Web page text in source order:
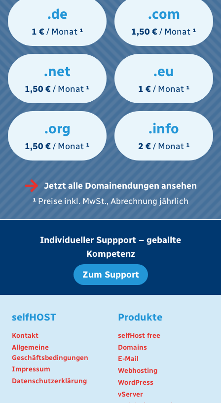
.de
1 €/ Monat ¹
.com
1,50 €/ Monat ¹
.net
1,50 €/ Monat ¹
.eu
1 €/ Monat ¹
.org
1,50 €/ Monat ¹
.info
2 €/ Monat ¹
Jetzt alle Domainendungen ansehen
¹ Preise inkl. MwSt., Abrechnung jährlich
Individueller Suppport – geballte
Kompetenz
Zum Support
selfHOST
Kontakt
Allgemeine
Geschäftsbedingungen
Impressum
Datenschutzerklärung
Produkte
selfHost free
Domains
E-Mail
Webhosting
WordPress
vServer